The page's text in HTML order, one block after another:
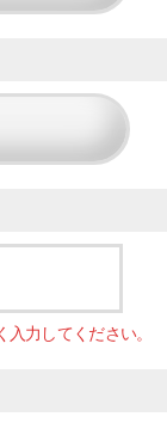
力してください。